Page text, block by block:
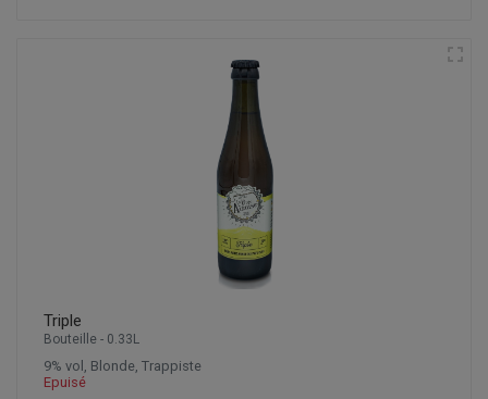
Triple
Bouteille - 0.33L
9% vol, Blonde, Trappiste
Epuisé